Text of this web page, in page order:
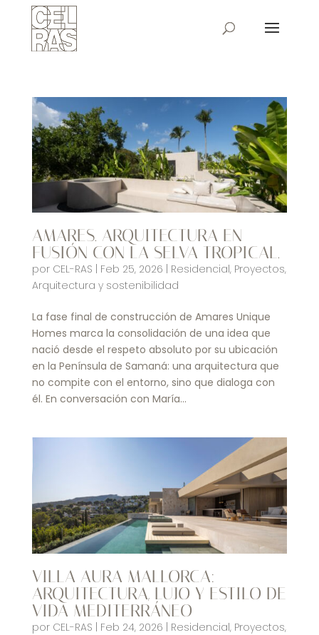
AMARES. ARQUITECTURA EN
FUSIÓN CON LA SELVA TROPICAL.
por CEL-RAS Feb 25, 2026 Residencial, Proyectos,
Arquitectura y sostenibilidad
La fase final de construcción de Amares Unique
Homes marca la consolidación de una idea que
nació desde el respeto absoluto por su ubicación
en la Península de Samaná: una arquitectura que
no compite con el entorno, sino que dialoga con
él. En conversación con María...
VILLA AURA MALLORCA:
ARQUITECTURA, LUJO Y ESTILO DE
VIDA MEDITERRÁNEO
por CEL-RAS | Feb 24, 2026 | Residencial, Proyectos,